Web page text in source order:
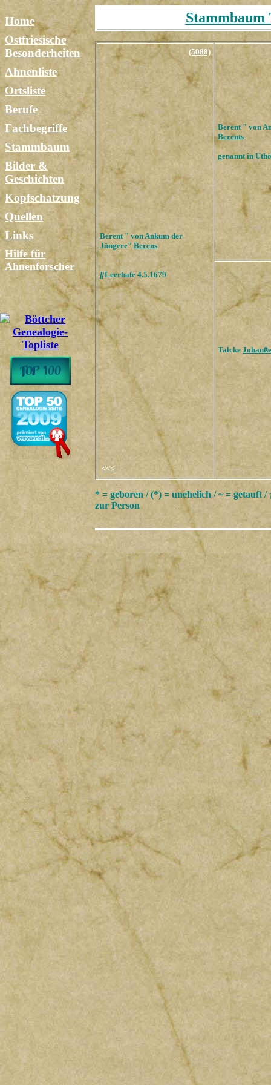
Home
Ostfriesische
Besonderheiten
Ahnenliste
Ortsliste
Berufe
Fachbegriffe
Stammbaum
Bilder &
Geschichten
Kopfschatzung
Quellen
Links
Hilfe für
Ahnenforscher
(5088)
Berent " von Ankum der
Jüngere" Berens
[] Leerhafe 4.5.1679
<<<
Berent " von
Berents
genannt in
Talcke
* = geboren / (*) = unehelich / ~ = getauft /
zur Person